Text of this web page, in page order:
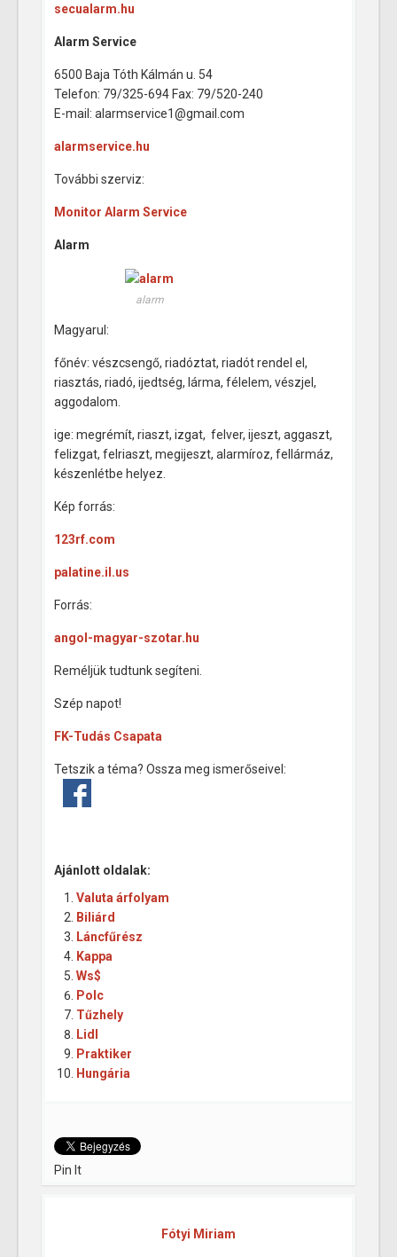
secualarm.hu
Alarm Service
6500 Baja Tóth Kálmán u. 54
Telefon: 79/325-694 Fax: 79/520-240
E-mail: alarmservice1@gmail.com
alarmservice.hu
További szerviz:
Monitor Alarm Service
Alarm
alarm
Magyarul:
főnév: vészcsengő, riadóztat, riadót rendel el,
riasztás, riadó, ijedtség, lárma, félelem, vészjel,
aggodalom.
ige: megrémít, riaszt, izgat, felver, ijeszt, aggaszt,
felizgat, felriaszt, megijeszt, alarmíroz, fellármáz,
készenlétbe helyez.
Kép forrás:
123rf.com
palatine.il.us
Forrás:
angol-magyar-szotar.hu
Reméljük tudtunk segíteni.
Szép napot!
FK-Tudás Csapata
Tetszik a téma? Ossza meg ismerőseivel:
Ajánlott oldalak:
Valuta árfolyam
Biliárd
Láncfűrész
Kappa
Ws$
Polc
Tűzhely
Lidl
Praktiker
Hungária
Pin It
Fótyi Miriam